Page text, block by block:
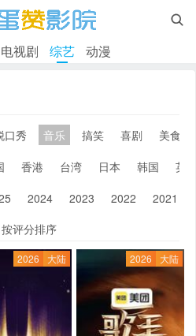

电视剧 综艺 动漫
口秀 音乐 搞笑 喜剧
美食
香港 台湾 日本 韩国
英
2024 2023 2022 2021
按评分排序
2026 大陆 2026 大陆